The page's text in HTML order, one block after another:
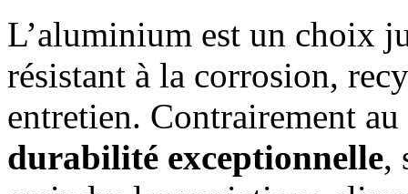
L’aluminium est un choix
résistant à la corrosion,
entretien. Contrairement
durabilité exceptionnelle,